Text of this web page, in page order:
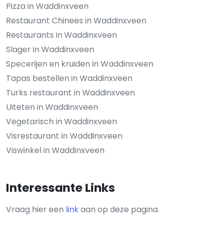
Pizza in Waddinxveen
Restaurant Chinees in Waddinxveen
Restaurants in Waddinxveen
Slager in Waddinxveen
Specerijen en kruiden in Waddinxveen
Tapas bestellen in Waddinxveen
Turks restaurant in Waddinxveen
Uiteten in Waddinxveen
Vegetarisch in Waddinxveen
Visrestaurant in Waddinxveen
Viswinkel in Waddinxveen
Interessante Links
Vraag hier een linkaan op deze pagina.